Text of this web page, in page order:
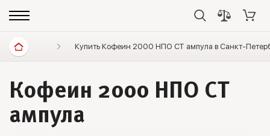
Спортивное питание Предтренировочные комплексы
Купить Кофеин 2000 НПО СТ ампула в Санкт-
Кофеин 2000 НПО СТ
ампула